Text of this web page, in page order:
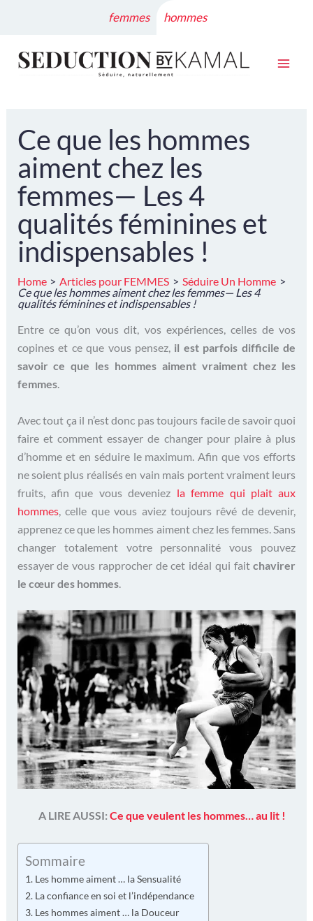
femmes hommes
Ce que les hommes
aiment chez les
femmes— Les 4
qualités féminines et
indispensables !
Home Articles pour FEMMES
Séduire Un Homme
Ce que les hommes aiment chez les femmes— Les 4
qualités féminines et indispensables !
Entre ce qu’on vous dit, vos expériences, celles de vos
copines et ce que vous pensez, il est parfois difficile de
savoir ce que les hommes aiment vraiment chez les
femmes.
Avec tout ça il n’est donc pas toujours facile de savoir quoi
faire et comment essayer de changer pour plaire à plus
d’homme et en séduire le maximum. Afin que vos efforts
ne soient plus réalisés en vain mais portent vraiment leurs
fruits, afin que vous deveniez la femme qui plait aux
hommes, celle que vous aviez toujours rêvé de devenir,
apprenez ce que les hommes aiment chez les femmes. Sans
changer totalement votre personnalité vous pouvez
essayer de vous rapprocher de cet idéal qui faitchavirer
le cœur des hommes.
A LIRE AUSSI: Ce que veulent les hommes… au lit !
Sommaire
Les homme aiment … la Sensualité
La confiance en soi et l’indépendance
Les hommes aiment … la Douceur